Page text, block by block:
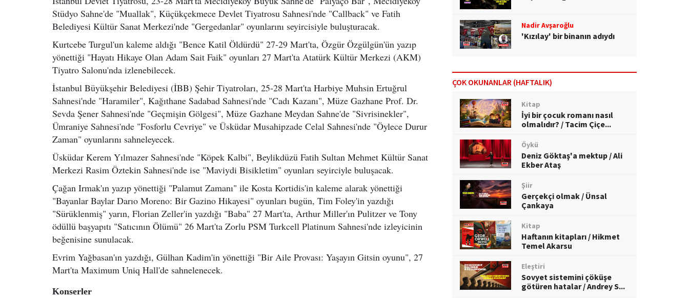
Stüdyo Sahne'de "Muallak", Küçükçekmece Devlet Tiyatrosu Sahnesi'nde "Callback" ve Fatih
Belediyesi Kültür Sanat Merkezi'nde "Gergedanlar" oyunlarını seyircisiyle buluşturacak.
Kurtcebe Turgul'un kaleme aldığı "Bence Katil Öldürdü" 27-29 Mart'ta, Özgür Özgülgün'ün yazıp
yönettiği "Hayatı Hikaye Olan Adam Sait Faik" oyunları 27 Mart'ta Atatürk Kültür Merkezi (AKM)
Tiyatro Salonu'nda izlenebilecek.
İstanbul Büyükşehir Belediyesi (İBB) Şehir Tiyatroları, 25-28 Mart'ta Harbiye Muhsin Ertuğrul
Sahnesi'nde "Haramiler", Kağıthane Sadabad Sahnesi'nde "Cadı Kazanı", Müze Gazhane Prof. Dr.
Sevda Şener Sahnesi'nde "Geçmişin Gölgesi", Müze Gazhane Meydan Sahne'de "Sivrisinekler",
Ümraniye Sahnesi'nde "Fosforlu Cevriye" ve Üsküdar Musahipzade Celal Sahnesi'nde "Öylece Durur
Zaman" oyunlarını sahneleyecek.
Üsküdar Kerem Yılmazer Sahnesi'nde "Köpek Kalbi", Beylikdüzü Fatih Sultan Mehmet Kültür Sanat
Merkezi Rasim Öztekin Sahnesi'nde ise "Maviydi Bisikletim" oyunları seyirciyle buluşacak.
Çağan Irmak'ın yazıp yönettiği "Palamut Zamanı" ile Kosta Kortidis'in kaleme alarak yönettiği
"Bayanlar Baylar Darıo Moreno: Bir Gazino Hikayesi" oyunları bugün, Tim Foley'in yazdığı
"Sürüklenmiş" yarın, Florian Zeller'in yazdığı "Baba" 27 Mart'ta, Arthur Miller'ın Pulitzer ve Tony
ödüllü başyapıtı "Satıcının Ölümü" 26 Mart'ta Zorlu PSM Turkcell Platinum Sahnesi'nde izleyicinin
beğenisine sunulacak.
Evrim Yağbasan'ın yazdığı, Gülhan Kadim'in yönettiği "Bir Aile Provası: Yaşayın Gitsin oyunu", 27
Mart'ta Maximum Uniq Hall'de sahnelenecek.
Konserler
Nadir Avşaroğlu
'Kızılay' bir binanın adıydı
ÇOK OKUNANLAR (HAFTALIK)
Kitap
İyi bir çocuk romanı nasıl
olmalıdır? / Tacim Çiçe...
Öykü
Deniz Göktaş'a mektup / Ali
Ekber Ataş
Şiir
Gerçekçi olmak / Ünsal
Çankaya
Kitap
Haftanın kitapları / Hikmet
Temel Akarsu
Eleştiri
Sovyet sistemini çöküşe
götüren hatalar / Andrey S...